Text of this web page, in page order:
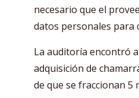
necesario que el
datos personales para
La auditoría encontró
adquisición de
de que se fraccionan 5